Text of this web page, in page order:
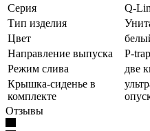
Серия
Q-
Тип изделия
Цвет
Направление выпуска
P-trap
Режим слива
две
Крышка-сиденье в
комплекте
Отзывы